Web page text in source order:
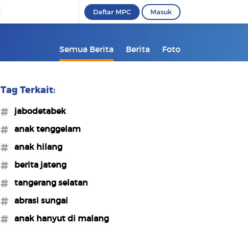
Daftar MPC Masuk
Semua Berita Berita Foto
Tag Terkait:
#jabodetabek
#anak tenggelam
#anak hilang
#berita jateng
#tangerang selatan
#abrasi sungai
#anak hanyut di malang